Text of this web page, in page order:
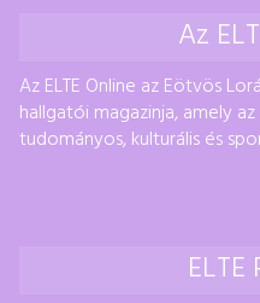
Az
Az ELTE Online az Eötvös
hallgatói magazinja, amely
tudományos, kulturális és
ELTE